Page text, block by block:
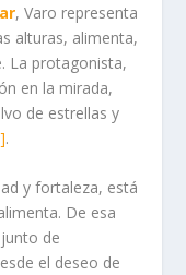
, Varo representa
alturas, alimenta,
La protagonista,
en la mirada,
de estrellas y
.
y fortaleza, está
De esa
de
el deseo de